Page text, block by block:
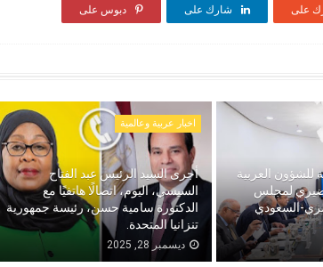
على شارك على دبوس على
للشؤون العربية
لمجلس
السعودي
اخبار عربية وعالمية
أجرى السيد الرئيس عبد الفتاح
السيسي، اليوم، اتصالًا هاتفيًا مع
الدكتورة سامية حسن، رئيسة جمهورية
تنزانيا المتحدة.
ديسمبر 28, 2025